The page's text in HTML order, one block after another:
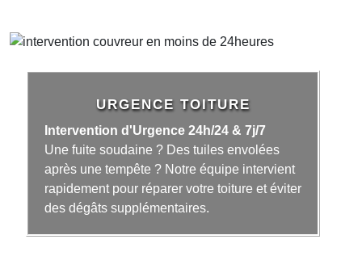
URGENCE TOITURE
Intervention d'Urgence 24h/24 & 7j/7
Une fuite soudaine ? Des tuiles envolées
après une tempête ? Notre équipe intervient
rapidement pour réparer votre toiture et éviter
des dégâts supplémentaires.